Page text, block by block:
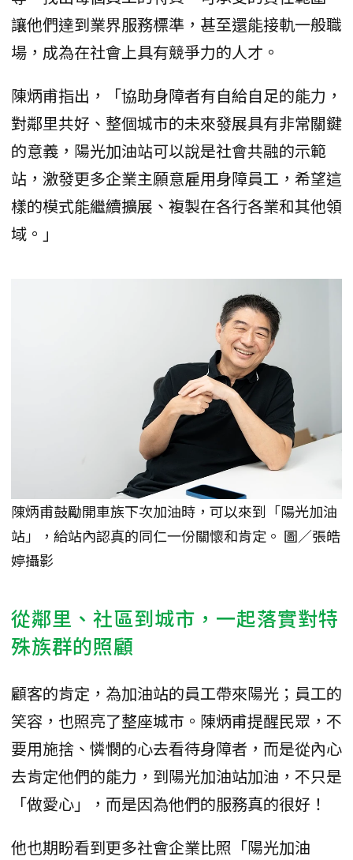
讓他們達到業界服務標準，甚至還能接軌一般職
場，成為在社會上具有競爭力的人才。
陳炳甫指出，「協助身障者有自給自足的能力，
對鄰里共好、整個城市的未來發展具有非常關鍵
的意義，陽光加油站可以說是社會共融的示範
站，激發更多企業主願意雇用身障員工，希望這
樣的模式能繼續擴展、複製在各行各業和其他領
域。」
陳炳甫鼓勵開車族下次加油時，可以來到「陽光加油
站」，給站內認真的同仁一份關懷和肯定。 圖／張皓
婷攝影
從鄰里、社區到城市，一起落實對特
殊族群的照顧
顧客的肯定，為加油站的員工帶來陽光；員工的
笑容，也照亮了整座城市。陳炳甫提醒民眾，不
要用施捨、憐憫的心去看待身障者，而是從內心
去肯定他們的能力，到陽光加油站加油，不只是
「做愛心」，而是因為他們的服務真的很好！
他也期盼看到更多社會企業比照「陽光加油